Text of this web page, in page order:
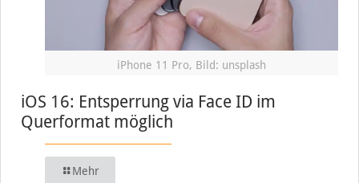
iPhone 11 Pro, Bild: unsplash
iOS 16: Entsperrung via Face ID im
Querformat möglich
Mehr